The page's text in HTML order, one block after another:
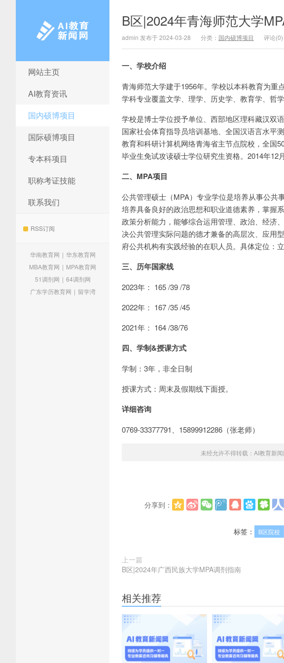
AI教育新闻网
网站主页
AI教育资讯
国内硕博项目
国际硕博项目
专本科项目
职称考证技能
联系我们
RSS订阅
华南教育网 | 华东教育网
MBA教育网 | MPA教育网
51调剂网 | 64调剂网
广东学历教育网 | 留学湾
B区|2024年青海师范大学
admin 发布于 2024-03-28 分类： 国内硕博项目 评论(0)
一、学校介绍
青海师范大学建于1956年。学校以本科教育为重
学科专业覆盖文学、理学、历史学、教育学、哲
学校是博士学位授予单位、西部地区理科藏汉双
国家社会体育指导员培训基地、全国汉语言水平
教育和科研计算机网络青海省主节点院校，全国
毕业生免试攻读硕士学位研究生资格。2014年12
二、MPA项目
公共管理硕士（MPA）专业学位是培养从事公共
培养具备良好的政治思想和职业道德素养，掌握
政策分析能力，能够综合运用管理、政治、经济
决公共管理实际问题的德才兼备的高层次、应用
府公共机构有实践经验的在职人员。具体定位：
三、历年国家线
2023年： 165 /39 /78
2022年： 167 /35 /45
2021年： 164 /38/76
四、学制&授课方式
学制：3年，非全日制
授课方式：周末及假期线下面授。
详细咨询
0769-33377791、15899912286（张老师）
未经允许不得转载： AI教育新闻
分享到：
标签： B区院校
上一篇
B区|2024年广西民族大学MPA调剂指南
相关推荐